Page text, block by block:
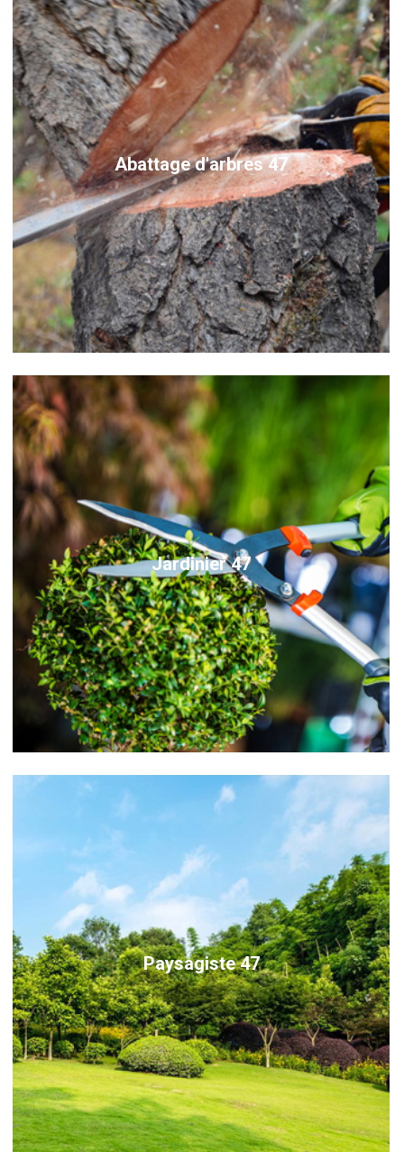
Abattage d'arbres 47
Jardinier 47
Paysagiste 47